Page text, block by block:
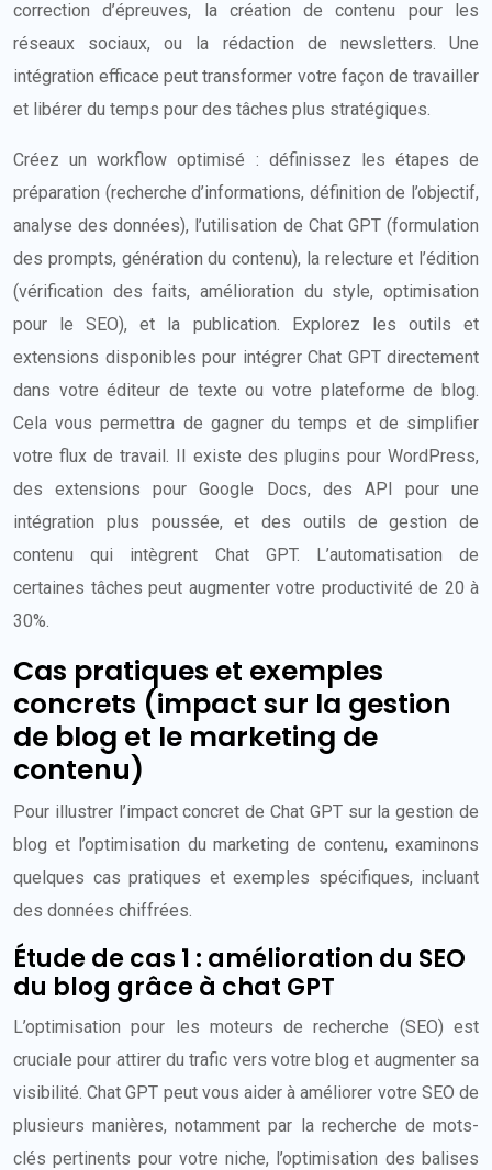
correction d’épreuves, la création de contenu pour les
réseaux sociaux, ou la rédaction de newsletters. Une
intégration efficace peut transformer votre façon de travailler
et libérer du temps pour des tâches plus stratégiques.
Créez un workflow optimisé : définissez les étapes de
préparation (recherche d’informations, définition de l’objectif,
analyse des données), l’utilisation de Chat GPT (formulation
des prompts, génération du contenu), la relecture et l’édition
(vérification des faits, amélioration du style, optimisation
pour le SEO), et la publication. Explorez les outils et
extensions disponibles pour intégrer Chat GPT directement
dans votre éditeur de texte ou votre plateforme de blog.
Cela vous permettra de gagner du temps et de simplifier
votre flux de travail. Il existe des plugins pour WordPress,
des extensions pour Google Docs, des API pour une
intégration plus poussée, et des outils de gestion de
contenu qui intègrent Chat GPT. L’automatisation de
certaines tâches peut augmenter votre productivité de 20 à
30%.
Cas pratiques et exemples
concrets (impact sur la gestion
de blog et le marketing de
contenu)
Pour illustrer l’impact concret de Chat GPT sur la gestion de
blog et l’optimisation du marketing de contenu, examinons
quelques cas pratiques et exemples spécifiques, incluant
des données chiffrées.
Étude de cas 1 : amélioration du SEO
du blog grâce à chat GPT
L’optimisation pour les moteurs de recherche (SEO) est
cruciale pour attirer du trafic vers votre blog et augmenter sa
visibilité. Chat GPT peut vous aider à améliorer votre SEO de
plusieurs manières, notamment par la recherche de mots-
clés pertinents pour votre niche, l’optimisation des balises